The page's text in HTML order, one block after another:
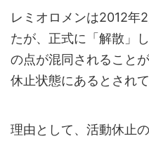
レミオロメンは2012年
たが、正式に「解散」
の点が混同されること
休止状態にあるとされて
理由として、活動休止